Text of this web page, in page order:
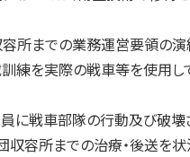
所までの業務運営要領の
練を実際の戦車等を使用
に戦車部隊の行動及び破
容所までの治療・後送を状